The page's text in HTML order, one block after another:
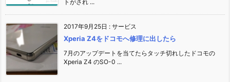
トがされ ...
2017年9月25日 : サービス
Xperia Z4をドコモへ修理に出したら
7月のアップデートを当てたらタッチ切れしたドコモの
Xperia Z4 のSO-0 ...